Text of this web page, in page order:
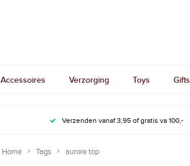
Accessoires Verzorging Toys Gifts
Verzenden vanaf 3,95 of gratis va 100,-
Home Tags aurore top